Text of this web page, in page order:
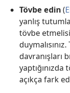
Tövbe edin(
yanlış
tövbe
davranışları
açıkça fark